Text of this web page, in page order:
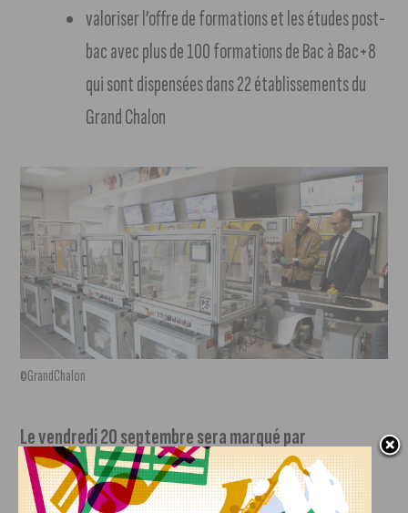
valoriser l’offre de formations et les études post-
bac avec plus de 100 formations de Bac à Bac+8
qui sont dispensées dans 22 établissements du
Grand Chalon
©GrandChalon
Le vendredi 20 septembre sera marqué par
l’inauguration d’un village dédié aux jeunes et aux
scolaires :les nouveaux métiers de l’industrie et les